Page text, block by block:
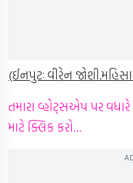
(ઈનપુટઃ વીરેન
તમારા વ્હોટ્સએપ પર
માટે ક્લિક કરો…